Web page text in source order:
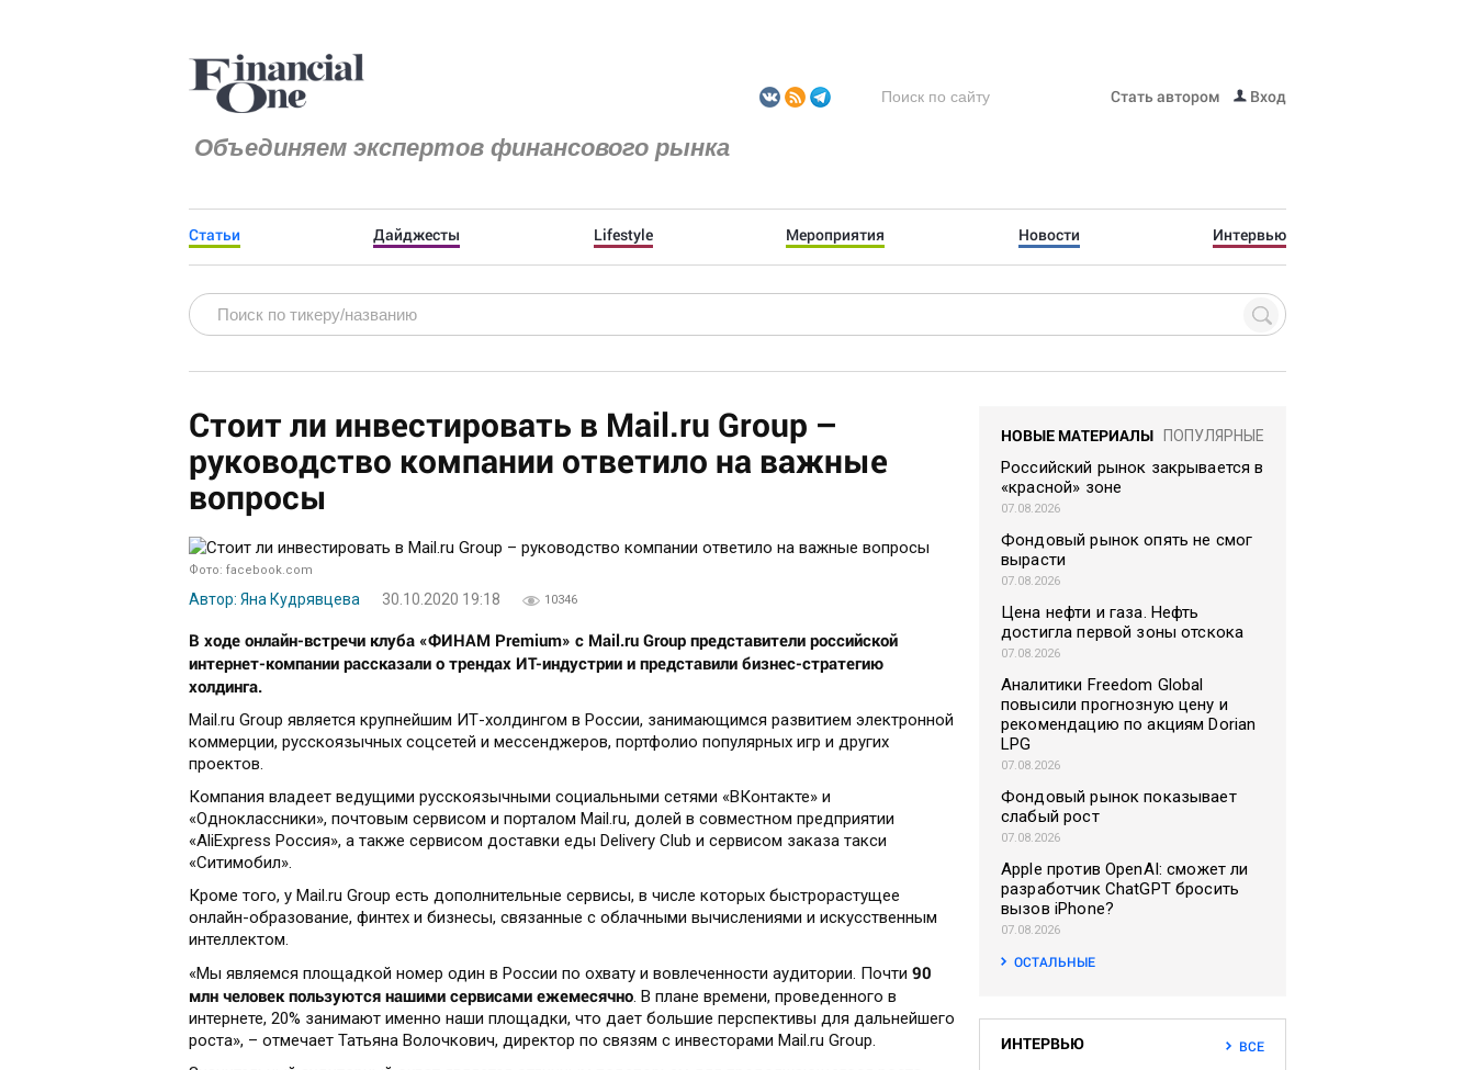
Объединяем экспертов финансового рынка
Стать автором Вход
Статьи Дайджесты Lifestyle Мероприятия Новости Интервью
Стоит ли инвестировать в Mail.ru Group –
руководство компании ответило на важные
вопросы
Фото: facebook.com
Автор: Яна Кудрявцева 30.10.2020 19:18 10346
В ходе онлайн-встречи клуба «ФИНАМ Premium» с Mail.ru Group представители российской
интернет-компании рассказали о трендах ИТ-индустрии и представили бизнес-стратегию
холдинга.
Mail.ru Group является крупнейшим ИТ-холдингом в России, занимающимся развитием электронной
коммерции, русскоязычных соцсетей и мессенджеров, портфолио популярных игр и других
проектов.
Компания владеет ведущими русскоязычными социальными сетями «ВКонтакте» и
«Одноклассники», почтовым сервисом и порталом Mail.ru, долей в совместном предприятии
«AliExpress Россия», а также сервисом доставки еды Delivery Club и сервисом заказа такси
«Ситимобил».
Кроме того, у Mail.ru Group есть дополнительные сервисы, в числе которых быстрорастущее
онлайн-образование, финтех и бизнесы, связанные с облачными вычислениями и искусственным
интеллектом.
«Мы являемся площадкой номер один в России по охвату и вовлеченности аудитории. Почти 90
млн человек пользуются нашими сервисами ежемесячно. В плане времени, проведенного в
интернете, 20% занимают именно наши площадки, что дает большие перспективы для дальнейшего
роста», – отмечает Татьяна Волочкович, директор по связям с инвесторами Mail.ru Group.
НОВЫЕ МАТЕРИАЛЫ ПОПУЛЯРНЫЕ
Российский рынок закрывается в
«красной» зоне
07.08.2026
Фондовый рынок опять не смог
вырасти
07.08.2026
Цена нефти и газа. Нефть
достигла первой зоны отскока
07.08.2026
Аналитики Freedom Global
повысили прогнозную цену и
рекомендацию по акциям Dorian
LPG
07.08.2026
Фондовый рынок показывает
слабый рост
07.08.2026
Apple против OpenAI: сможет ли
разработчик ChatGPT бросить
вызов iPhone?
07.08.2026
ОСТАЛЬНЫЕ
ИНТЕРВЬЮ ВСЕ